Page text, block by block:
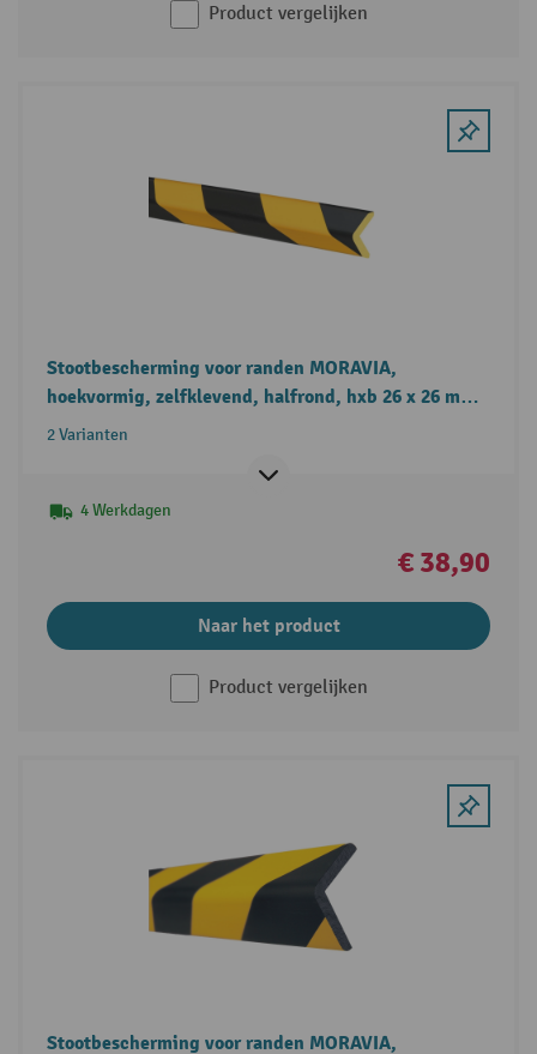
Product vergelijken
Stootbescherming voor randen MORAVIA,
hoekvormig, zelfklevend, halfrond, hxb 26 x 26 mm,
lengte 1 - 5 m
2 Varianten
4 Werkdagen
€ 38,90
Naar het product
Product vergelijken
Stootbescherming voor randen MORAVIA,